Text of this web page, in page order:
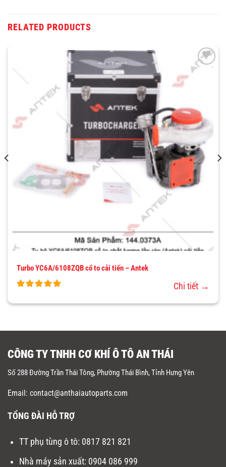
RELATED PRODUCTS
THÊM
Turbo YC6A/6108ZQB cổ to cải tiến – Antek
Chi tiết →
CÔNG TY TNHH CƠ KHÍ Ô TÔ AN THÁI
Số 288 Đường Trần Thái Tông, Phường Thái Bình, Tỉnh Hưng Yên
Email: contact@anthaiautoparts.com
TỔNG ĐÀI HỖ TRỢ
TT phụ tùng ô tô: 0817 821 821
Nhà máy sản xuất: 0904 086 999